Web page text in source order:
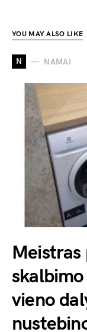
YOU MAY ALSO LIKE
N NAMAI
Meistras
vieno